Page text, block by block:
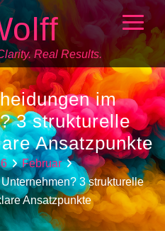
Real Results.
im
3 strukturelle
Ansatzpunkte
Februar
3 strukturelle
Ansatzpunkte